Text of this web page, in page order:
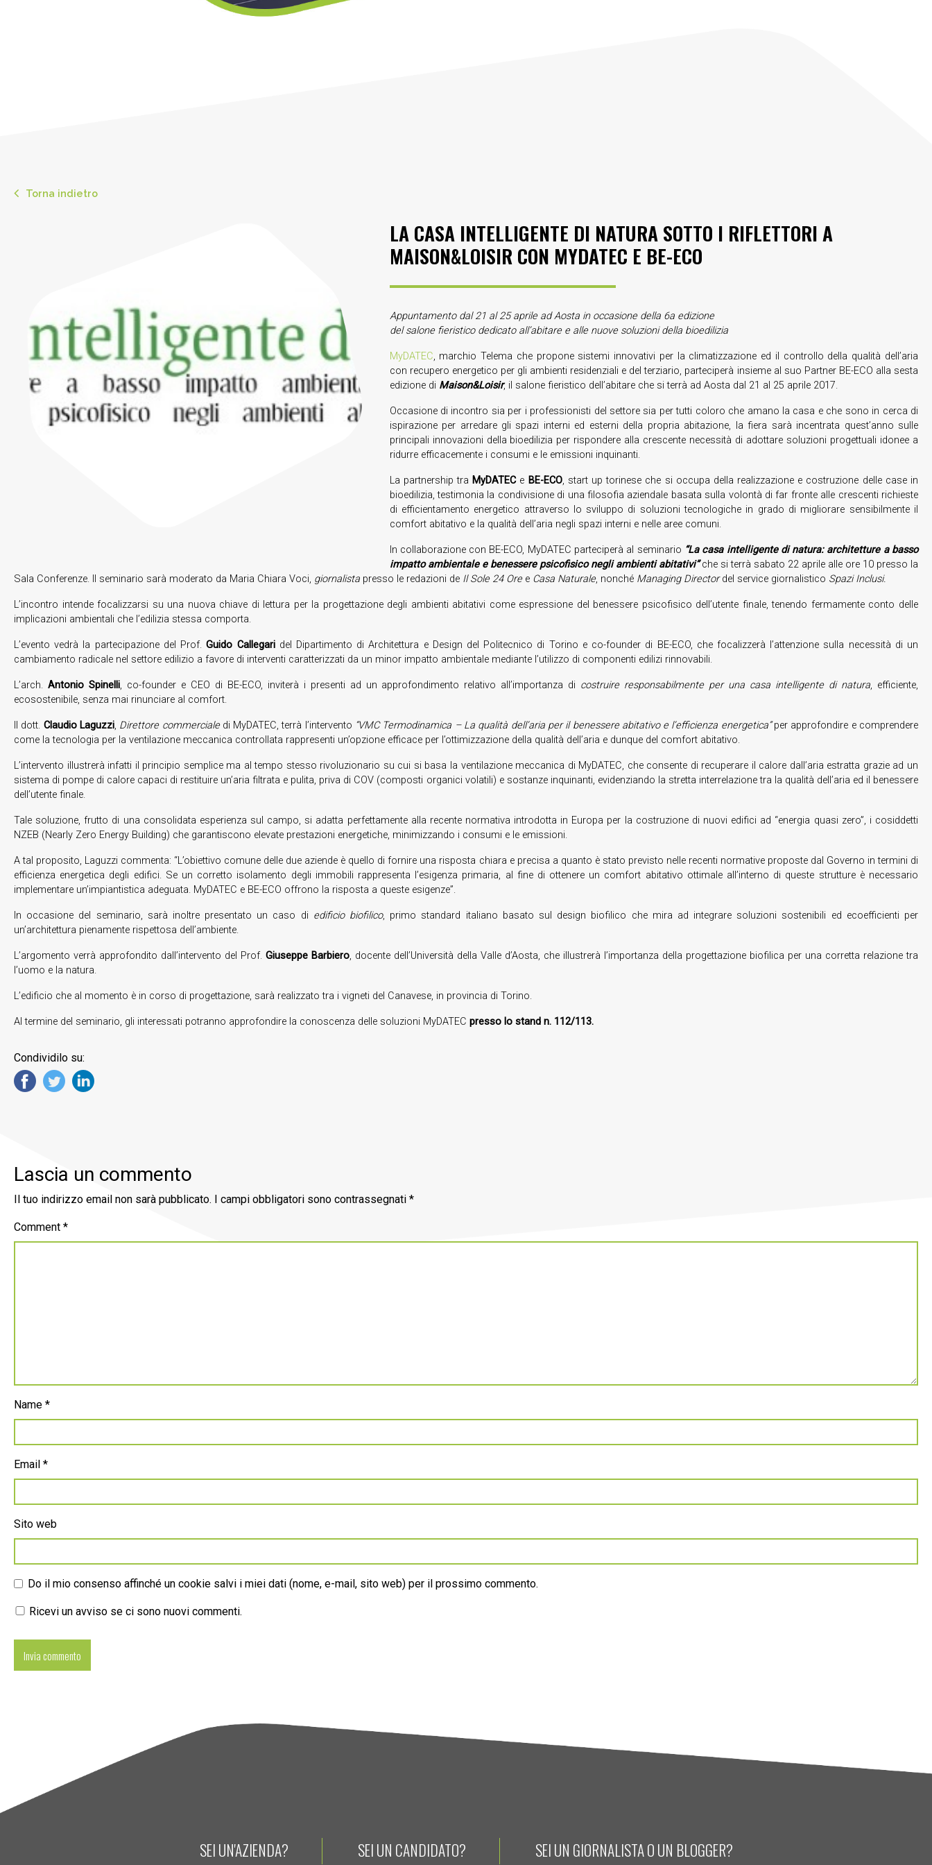
Torna indietro
LA CASA INTELLIGENTE DI NATURA SOTTO I RIFLETTORI A
MAISON&LOISIR CON MYDATEC E BE-ECO
Appuntamento dal 21 al 25 aprile ad Aosta in occasione della 6a edizione
del salone fieristico dedicato all’abitare e alle nuove soluzioni della bioedilizia
MyDATEC, marchio Telema che propone sistemi innovativi per la climatizzazione ed il controllo della qualità dell’aria
con recupero energetico per gli ambienti residenziali e del terziario, parteciperà insieme al suo Partner BE-ECO alla sesta
edizione di Maison&Loisir, il salone fieristico dell’abitare che si terrà ad Aosta dal 21 al 25 aprile 2017.
Occasione di incontro sia per i professionisti del settore sia per tutti coloro che amano la casa e che sono in cerca di
ispirazione per arredare gli spazi interni ed esterni della propria abitazione, la fiera sarà incentrata quest’anno sulle
principali innovazioni della bioedilizia per rispondere alla crescente necessità di adottare soluzioni progettuali idonee a
ridurre efficacemente i consumi e le emissioni inquinanti.
La partnership tra MyDATECe BE-ECO, start up torinese che si occupa della realizzazione e costruzione delle case in
bioedilizia, testimonia la condivisione di una filosofia aziendale basata sulla volontà di far fronte alle crescenti richieste
di efficientamento energetico attraverso lo sviluppo di soluzioni tecnologiche in grado di migliorare sensibilmente il
comfort abitativo e la qualità dell’aria negli spazi interni e nelle aree comuni.
In collaborazione con BE-ECO, MyDATEC parteciperà al seminario “La casa intelligente di natura: architetture a basso
impatto ambientale e benessere psicofisico negli ambienti abitativi”che si terrà sabato 22 aprile alle ore 10 presso la
Sala Conferenze. Il seminario sarà moderato da Maria Chiara Voci, giornalista presso le redazioni de Il Sole 24 Oree Casa Naturale, nonché Managing Directordel service giornalistico Spazi Inclusi.
L’incontro intende focalizzarsi su una nuova chiave di lettura per la progettazione degli ambienti abitativi come espressione del benessere psicofisico dell’utente finale, tenendo fermamente conto delle
implicazioni ambientali che l’edilizia stessa comporta.
L’evento vedrà la partecipazione del Prof.Guido Callegaridel Dipartimento di Architettura e Design del Politecnico di Torino e co-founder di BE-ECO, che focalizzerà l’attenzione sulla necessità di un
cambiamento radicale nel settore edilizio a favore di interventi caratterizzati da un minor impatto ambientale mediante l’utilizzo di componenti edilizi rinnovabili.
L’arch. Antonio Spinelli, co-founder e CEO di BE-ECO, inviterà i presenti ad un approfondimento relativo all’importanza di costruire responsabilmente per una casa intelligente di natura, efficiente,
ecosostenibile, senza mai rinunciare al comfort.
Il dott. Claudio Laguzzi, Direttore commercialedi MyDATEC, terrà l’intervento “VMC Termodinamica – La qualità dell’aria per il benessere abitativo e l’efficienza energetica”per approfondire e comprendere
come la tecnologia per la ventilazione meccanica controllata rappresenti un’opzione efficace per l’ottimizzazione della qualità dell’aria e dunque del comfort abitativo.
L’intervento illustrerà infatti il principio semplice ma al tempo stesso rivoluzionario su cui si basa la ventilazione meccanica di MyDATEC, che consente di recuperare il calore dall’aria estratta grazie ad un
sistema di pompe di calore capaci di restituire un’aria filtrata e pulita, priva di COV (composti organici volatili) e sostanze inquinanti, evidenziando la stretta interrelazione tra la qualità dell’aria ed il benessere
dell’utente finale.
Tale soluzione, frutto di una consolidata esperienza sul campo, si adatta perfettamente alla recente normativa introdotta in Europa per la costruzione di nuovi edifici ad “energia quasi zero”, i cosiddetti
NZEB (Nearly Zero Energy Building) che garantiscono elevate prestazioni energetiche, minimizzando i consumi e le emissioni.
A tal proposito, Laguzzi commenta: “L’obiettivo comune delle due aziende è quello di fornire una risposta chiara e precisa a quanto è stato previsto nelle recenti normative proposte dal Governo in termini di
efficienza energetica degli edifici. Se un corretto isolamento degli immobili rappresenta l’esigenza primaria, al fine di ottenere un comfort abitativo ottimale all’interno di queste strutture è necessario
implementare un’impiantistica adeguata. MyDATEC e BE-ECO offrono la risposta a queste esigenze”.
In occasione del seminario, sarà inoltre presentato un caso di edificio biofilico, primo standard italiano basato sul design biofilico che mira ad integrare soluzioni sostenibili ed ecoefficienti per
un’architettura pienamente rispettosa dell’ambiente.
L’argomento verrà approfondito dall’intervento del Prof. Giuseppe Barbiero, docente dell’Università della Valle d’Aosta, che illustrerà l’importanza della progettazione biofilica per una corretta relazione tra
l’uomo e la natura.
L’edificio che al momento è in corso di progettazione, sarà realizzato tra i vigneti del Canavese, in provincia di Torino.
Al termine del seminario, gli interessati potranno approfondire la conoscenza delle soluzioni MyDATEC presso lo stand n. 112/113.
Condividilo su:
Lascia un commento
Il tuo indirizzo email non sarà pubblicato. I campi obbligatori sono contrassegnati *
Comment *
Name *
Email *
Sito web
Do il mio consenso affinché un cookie salvi i miei dati (nome, e-mail, sito web) per il prossimo commento.
Ricevi un avviso se ci sono nuovi commenti.
SEI UN'AZIENDA? SEI UN CANDIDATO? SEI UN GIORNALISTA O UN BLOGGER?